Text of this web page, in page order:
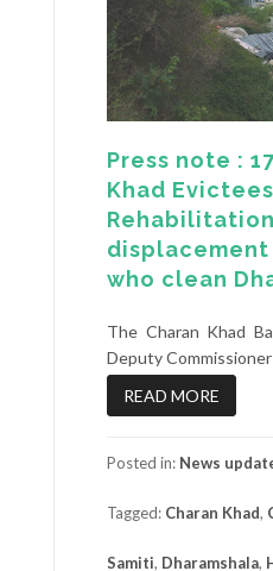
Press note :
Khad
who clean
The Charan Khad
Deputy
READ MORE
Posted in: News
Tagged: Charan Khad,
Samiti, Dharamshala,